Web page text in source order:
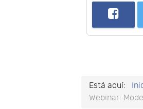
Está aquí:
Webinar: